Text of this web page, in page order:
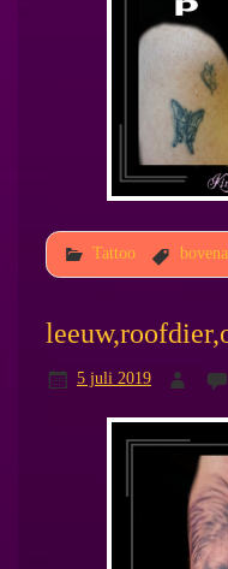
Tattoo
5 juli 2019